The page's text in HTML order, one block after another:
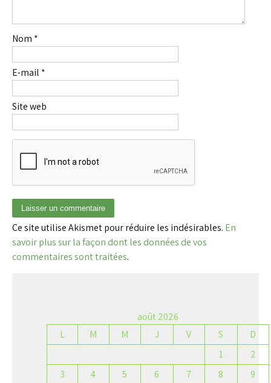
Nom *
E-mail *
Site web
Ce site utilise Akismet pour réduire les indésirables. En
savoir plus sur la façon dont les données de vos
commentaires sont traitées.
août 2026
L
M M J V S
D
1
2
3
4 5 6 7 8
9